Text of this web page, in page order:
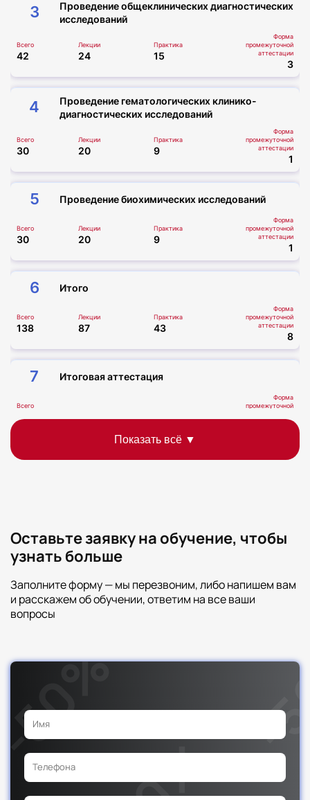
3
Проведение общеклинических диагностических
исследований
Всего
42
Лекции
24
Практика
15
Форма
промежуточной
аттестации
3
4
Проведение гематологических клинико-
диагностических исследований
Всего
30
Лекции
20
Практика
9
Форма
промежуточной
аттестации
1
5 Проведение биохимических исследований
Всего
30
Лекции
20
Практика
9
Форма
промежуточной
аттестации
1
6 Итого
Всего
138
Лекции
87
Практика
43
Форма
промежуточной
аттестации
8
7 Итоговая аттестация
Всего
6
Форма
промежуточной
Тестирование
Всего часов
Оставьте заявку на обучение, чтобы
узнать больше
Заполните форму — мы перезвоним, либо напишем вам
и расскажем об обучении, ответим на все ваши
вопросы